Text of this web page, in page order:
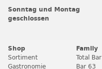
Sonntag und Montag
geschlossen
Shop
Sortiment
Gastronomie
Family
Total Bar
Bar 63